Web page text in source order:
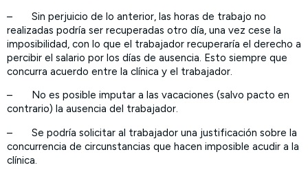
– Sin perjuicio de lo anterior, las horas de trabajo no
realizadas podría ser recuperadas otro día, una vez cese la
imposibilidad, con lo que el trabajador recuperaría el derecho a
percibir el salario por los días de ausencia. Esto siempre que
concurra acuerdo entre la clínica y el trabajador.
– No es posible imputar a las vacaciones (salvo pacto en
contrario) la ausencia del trabajador.
– Se podría solicitar al trabajador una justificación sobre la
concurrencia de circunstancias que hacen imposible acudir a la
clínica.